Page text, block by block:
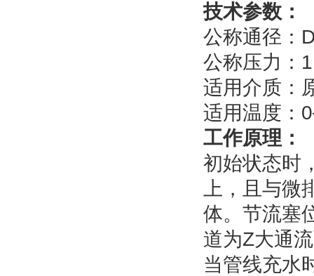
技术参数：
公称通径：
公称压力：
适用介质：
适用温度
工作原理：
初始状态时
上，且与
体。节流塞
道为Z大通
当管线充水